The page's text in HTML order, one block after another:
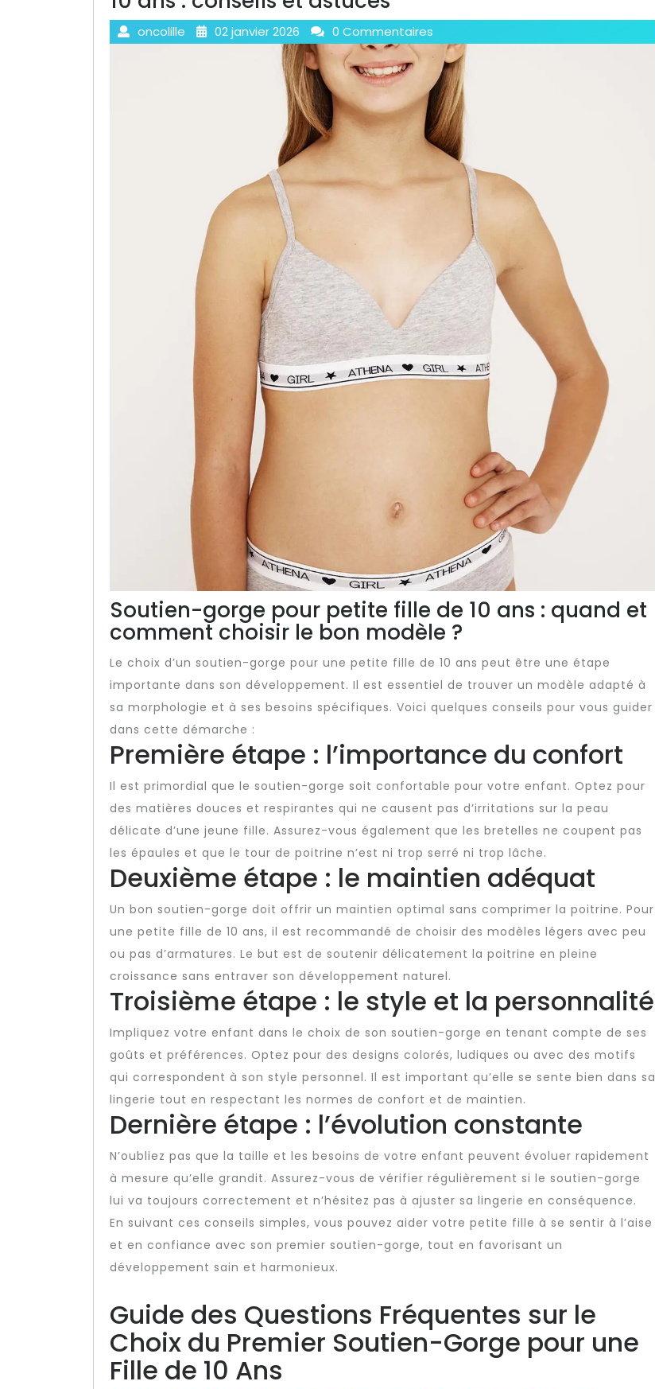
oncolille 02 janvier 2026 0 Commentaires
Soutien-gorge pour petite fille de 10 ans : quand et
comment choisir le bon modèle ?
Le choix d’un soutien-gorge pour une petite fille de 10 ans peut être une étape
importante dans son développement. Il est essentiel de trouver un modèle adapté à
sa morphologie et à ses besoins spécifiques. Voici quelques conseils pour vous guider
dans cette démarche :
Première étape : l’importance du confort
Il est primordial que le soutien-gorge soit confortable pour votre enfant. Optez pour
des matières douces et respirantes qui ne causent pas d’irritations sur la peau
délicate d’une jeune fille. Assurez-vous également que les bretelles ne coupent pas
les épaules et que le tour de poitrine n’est ni trop serré ni trop lâche.
Deuxième étape : le maintien adéquat
Un bon soutien-gorge doit offrir un maintien optimal sans comprimer la poitrine. Pour
une petite fille de 10 ans, il est recommandé de choisir des modèles légers avec peu
ou pas d’armatures. Le but est de soutenir délicatement la poitrine en pleine
croissance sans entraver son développement naturel.
Troisième étape : le style et la personnalité
Impliquez votre enfant dans le choix de son soutien-gorge en tenant compte de ses
goûts et préférences. Optez pour des designs colorés, ludiques ou avec des motifs
qui correspondent à son style personnel. Il est important qu’elle se sente bien dans sa
lingerie tout en respectant les normes de confort et de maintien.
Dernière étape : l’évolution constante
N’oubliez pas que la taille et les besoins de votre enfant peuvent évoluer rapidement
à mesure qu’elle grandit. Assurez-vous de vérifier régulièrement si le soutien-gorge
lui va toujours correctement et n’hésitez pas à ajuster sa lingerie en conséquence.
En suivant ces conseils simples, vous pouvez aider votre petite fille à se sentir à l’aise
et en confiance avec son premier soutien-gorge, tout en favorisant un
développement sain et harmonieux.
Guide des Questions Fréquentes sur le
Choix du Premier Soutien-Gorge pour une
Fille de 10 Ans